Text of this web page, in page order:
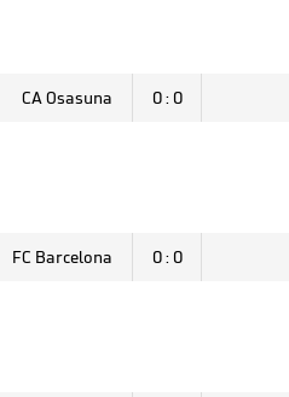
CA Osasuna 0 : 0
FC Barcelona 0 : 0